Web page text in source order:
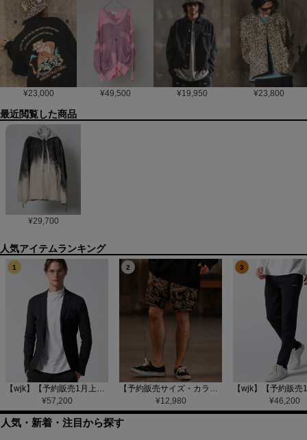
¥23,000 ¥49,500 ¥19,950 ¥23,800
最近閲覧した商品
¥29,700
1
【wjk】【予約販売1月上旬～中旬入荷】function knit jacket(jacquard check) ニットジャケット(207 mw08j)
¥57,200
2
【予約販売サイズ・カラーにより納期異なる】【CAMBIO(カンビオ)】Gobelin Short Pants ショートパンツ(CAM25SS-002)
¥12,980
3
¥46,200
人気・新着・注目から探す